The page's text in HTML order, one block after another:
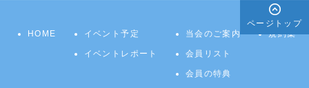
HOME イベント予定
イベントレポート
当会のご案内
会員リスト
会員の特典
規約集
ページトップ